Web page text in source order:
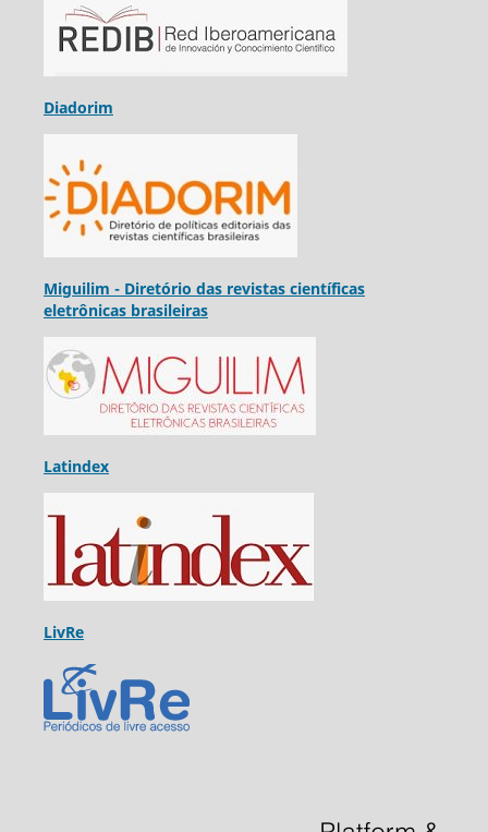
Diadorim
Miguilim - Diretório das revistas científicas
eletrônicas brasileiras
Latindex
LivRe